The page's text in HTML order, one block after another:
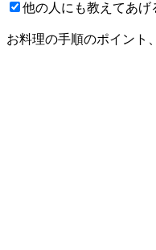
他の人にも教えてあげ
お料理の手順のポイント